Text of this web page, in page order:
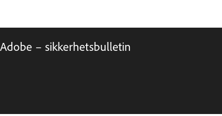
Adobe – sikkerhetsbulletin